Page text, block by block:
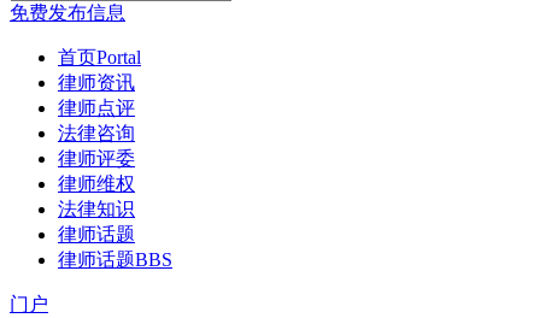
免费发布信息
首页Portal
律师资讯
律师点评
法律咨询
律师评委
律师维权
法律知识
律师话题
律师话题BBS
门户